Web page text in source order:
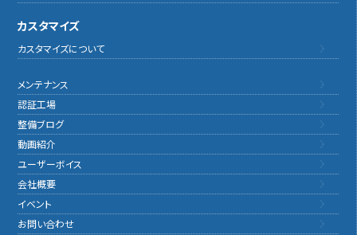
カスタマイズ
カスタマイズについて
メンテナンス
認証工場
整備ブログ
動画紹介
ユーザーボイス
会社概要
イベント
お問い合わせ